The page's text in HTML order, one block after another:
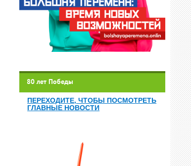
80 лет Победы
ПЕРЕХОДИТЕ, ЧТОБЫ ПОСМОТРЕТЬ
ГЛАВНЫЕ НОВОСТИ